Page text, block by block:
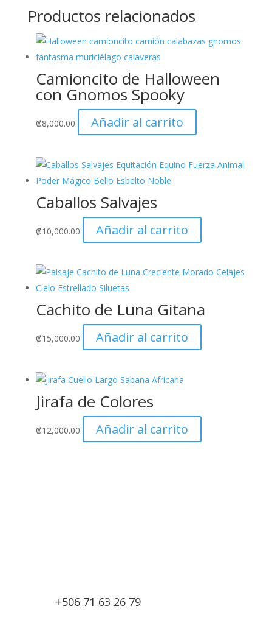
Productos relacionados
Camioncito de Halloween
con Gnomos Spooky
₡8,000.00 Añadir al carrito
Caballos Salvajes
₡10,000.00 Añadir al carrito
Cachito de Luna Gitana
₡15,000.00 Añadir al carrito
Jirafa de Colores
₡12,000.00 Añadir al carrito
+506 71 63 26 79